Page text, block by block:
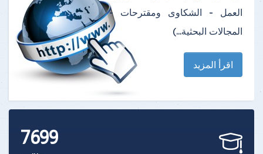
العمل - الشكاوى ومقترحات -
المجالات البحثية...)
اقرأ المزيد
7699